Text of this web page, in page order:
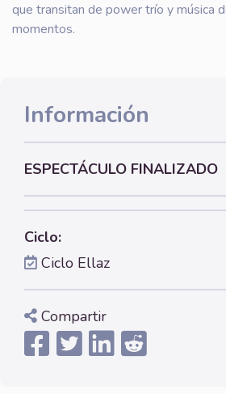
que transitan de power trío y música
momentos.
Información
ESPECTÁCULO FINALIZADO
Ciclo:
Ciclo Ellaz
Compartir